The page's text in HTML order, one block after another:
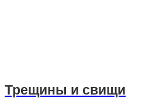
Трещины и свищи